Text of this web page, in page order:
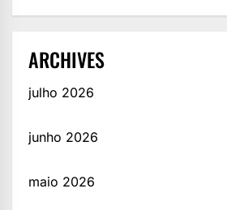
ARCHIVES
julho 2026
junho 2026
maio 2026